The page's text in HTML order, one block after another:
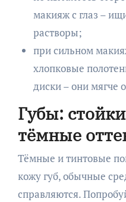
макияж с глаз –
растворы;
при сильном
хлопковые
диски – они мягче
Губы:
тёмные
Тёмные и тинтовые
кожу губ, обычные
справляются.